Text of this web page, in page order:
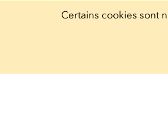
Certains cookies sont